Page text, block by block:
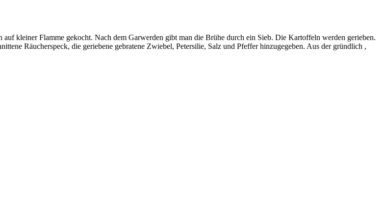
kleiner Flamme gekocht. Nach dem Garwerden gibt man die Brühe durch ein Sieb. Die Kartoffeln werden gerieben.
Räucherspeck, die geriebene gebratene Zwiebel, Petersilie, Salz und Pfeffer hinzugegeben. Aus der gründlich ,